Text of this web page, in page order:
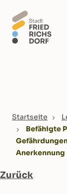
You are
Startseite
Befähigte
Anerkennung
Zurück